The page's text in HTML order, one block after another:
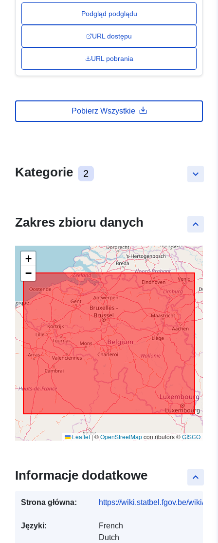
Podgląd podglądu
URL dostępu
URL pobrania
Pobierz Wszystkie
keyboard_arrow_down
Kategorie 2
keyboard_arrow_up
Zakres zbioru danych
+
−
Leaflet|©OpenStreetMapcontributors ©GISCO
keyboard_arrow_up
Informacje dodatkowe
Strona główna: https://wiki.statbel.fgov.be/wiki/
Języki:
French
Dutch